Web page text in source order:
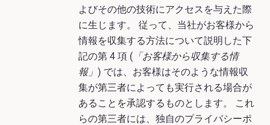
よびその他の技術にアクセスを与えた際
に生じます。 従って、当社がお客様から
情報を収集する方法について説明した下
記の第 4 項 ( 「お客様から収集する情
報」 ) では、お客様はそのような情報収
集が第三者によっても実行される場合が
あることを承認するものとします。 これ
らの第三者には、独自のプライバシーポ